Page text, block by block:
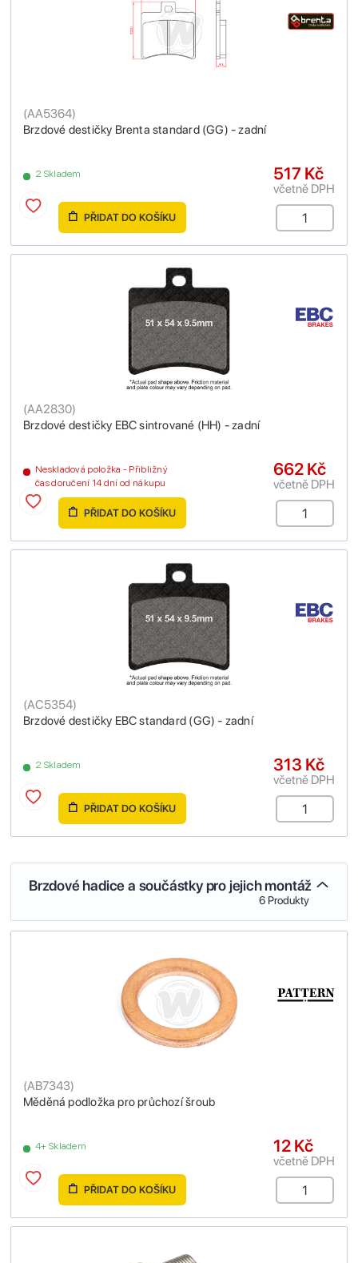
Brzdové destičky Brenta standard (GG) - zadní
(AA5364)
2 Skladem 517 Kč
včetně DPH
PŘIDAT DO KOŠÍKU
Brzdové destičky EBC sintrované (HH) - zadní
(AA2830)
Neskladová položka - Přibližný
čas doručení 14 dní od nákupu
662 Kč
včetně DPH
PŘIDAT DO KOŠÍKU
Brzdové destičky EBC standard (GG) - zadní
(AC5354)
2 Skladem 313 Kč
včetně DPH
PŘIDAT DO KOŠÍKU
Brzdové hadice a součástky pro jejich montáž
6 Produkty
Měděná podložka pro průchozí šroub
(AB7343)
4+ Skladem 12 Kč
včetně DPH
PŘIDAT DO KOŠÍKU